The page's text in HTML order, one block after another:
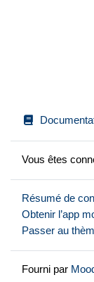
Vous êtes
Résumé de
Obtenir l’app
Passer au
Fourni par